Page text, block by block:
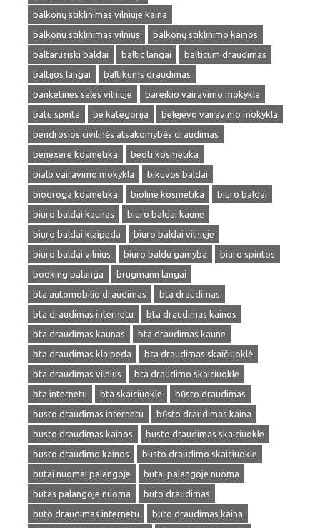
balkonų stiklinimas vilniuje kaina
balkonu stiklinimas vilnius
balkonų stiklinimo kainos
baltarusiski baldai
baltic langai
balticum draudimas
baltijos langai
baltikums draudimas
banketines sales vilniuje
bareikio vairavimo mokykla
batu spinta
be kategorija
belejevo vairavimo mokykla
bendrosios civilinės atsakomybės draudimas
benexere kosmetika
beoti kosmetika
bialo vairavimo mokykla
bikuvos baldai
biodroga kosmetika
bioline kosmetika
biuro baldai
biuro baldai kaunas
biuro baldai kaune
biuro baldai klaipeda
biuro baldai vilniuje
biuro baldai vilnius
biuro baldu gamyba
biuro spintos
booking palanga
brugmann langai
bta automobilio draudimas
bta draudimas
bta draudimas internetu
bta draudimas kainos
bta draudimas kaunas
bta draudimas kaune
bta draudimas klaipeda
bta draudimas skaičiuoklė
bta draudimas vilnius
bta draudimo skaiciuokle
bta internetu
bta skaiciuokle
būsto draudimas
busto draudimas internetu
būsto draudimas kaina
busto draudimas kainos
busto draudimas skaiciuokle
busto draudimo kainos
busto draudimo skaiciuokle
butai nuomai palangoje
butai palangoje nuoma
butas palangoje nuoma
buto draudimas
buto draudimas internetu
buto draudimas kaina